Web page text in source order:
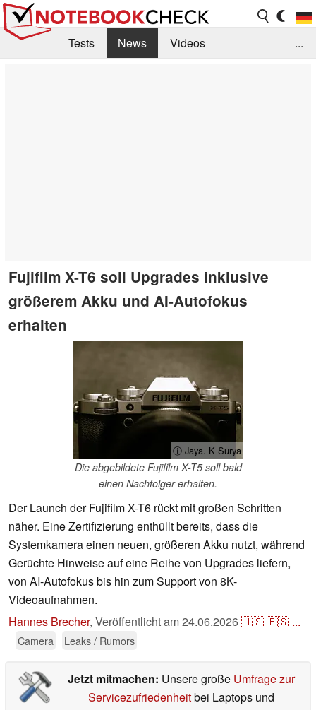
Tests News
Videos
...
Fujifilm X-T6 soll Upgrades inklusive
größerem Akku und AI-Autofokus
erhalten
ⓘ Jaya. K Surya
Die abgebildete Fujifilm X-T5 soll bald
einen Nachfolger erhalten.
Der Launch der Fujifilm X-T6 rückt mit großen Schritten
näher. Eine Zertifizierung enthüllt bereits, dass die
Systemkamera einen neuen, größeren Akku nutzt, während
Gerüchte Hinweise auf eine Reihe von Upgrades liefern,
von AI-Autofokus bis hin zum Support von 8K-
Videoaufnahmen.
Hannes Brecher, Veröffentlicht am24.06.2026🇺🇸🇪🇸 ...
Camera Leaks / Rumors
Jetzt mitmachen: Unsere große Umfrage zur
Servicezufriedenheitbei Laptops und